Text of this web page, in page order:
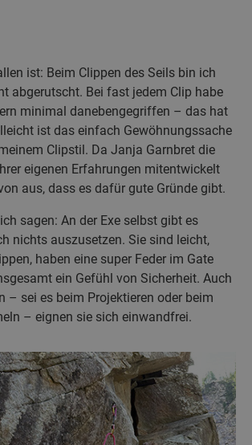
ist: Beim Clippen des Seils bin ich
abgerutscht. Bei fast jedem Clip habe
minimal danebengegriffen – das hat
ist das einfach Gewöhnungssache
Clipstil. Da Janja Garnbret die
eigenen Erfahrungen mitentwickelt
aus, dass es dafür gute Gründe gibt.
sagen: An der Exe selbst gibt es
nichts auszusetzen. Sie sind leicht,
haben eine super Feder im Gate
ein Gefühl von Sicherheit. Auch
– sei es beim Projektieren oder beim
– eignen sie sich einwandfrei.